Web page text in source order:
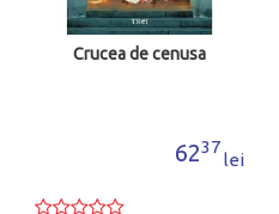
Adauga in cos